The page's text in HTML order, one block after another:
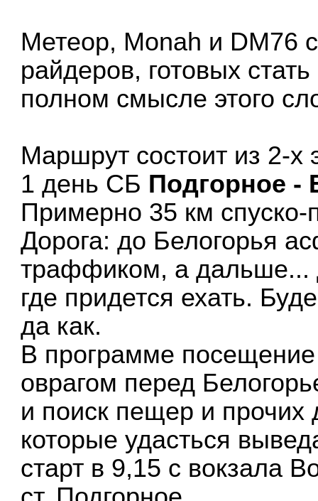
Метеор, Monah и DM76
райдеров, готовых
полном смысле этого
Маршрут состоит из 2-х
1 день СБ Подгорное -
Примерно 35 км
Дорога: до Белогорья
траффиком, а дальше...
где придется ехать.
да как.
В программе
оврагом перед
и поиск пещер и прочих
которые удасться
старт в 9,15 с вокзала